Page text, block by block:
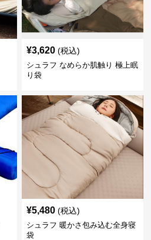
¥3,620 (税込)
シュラフ なめらか肌触り 極上眠
り袋
¥5,480 (税込)
シュラフ 暖かさ包み込む全身寝
袋